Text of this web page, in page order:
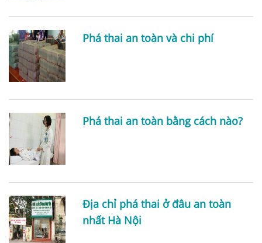
Phá thai an toàn và chi phí
Phá thai an toàn bằng cách nào?
Địa chỉ phá thai ở đâu an toàn
nhất Hà Nội